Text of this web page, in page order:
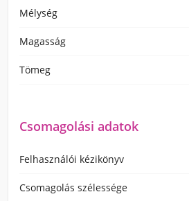
Mélység
Magasság
Tömeg
Csomagolási adatok
Felhasználói kézikönyv
Csomagolás szélessége